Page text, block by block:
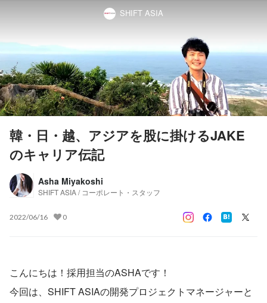
SHIFT ASIA
韓・日・越、アジアを股に掛けるJAKE
のキャリア伝記
Asha Miyakoshi
SHIFT ASIA / コーポレート・スタッフ
2022/06/16 0
こんにちは！採用担当のASHAです！
今回は、SHIFT ASIAの開発プロジェクトマネージャーと